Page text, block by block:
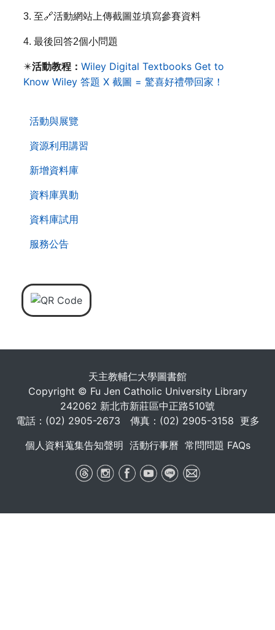
活動與展覽
資源利用講習
新增資料庫
資料庫異動
資料庫試用
服務公告
3. 至🔗活動網站 上傳截圖並填寫參賽資料
4. 最後回答2個小問題
✴️活動教程： Wiley Digital Textbooks Get to
Know Wiley 答題 X 截圖 = 驚喜好禮帶回家！
天主教輔仁大學圖書館
Copyright © Fu Jen Catholic University Library
242062 新北市新莊區中正路510號
電話：(02) 2905-2673 傳真：(02) 2905-3158 更多
個人資料蒐集告知聲明 活動行事曆 常問問題 FAQs